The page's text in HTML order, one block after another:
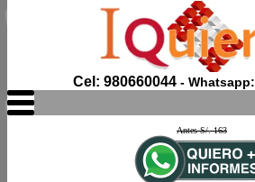
Cel: 980660044- Whatsapp:
Antes S/. 163